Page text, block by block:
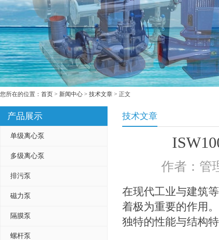
您所在的位置： 首页 > 新闻中心 > 技术文章 > 正文
产品展示
单级离心泵
多级离心泵
排污泵
磁力泵
隔膜泵
螺杆泵
技术文章
作者：
在现代工业与建筑
着极为重要的作用
独特的性能与结构